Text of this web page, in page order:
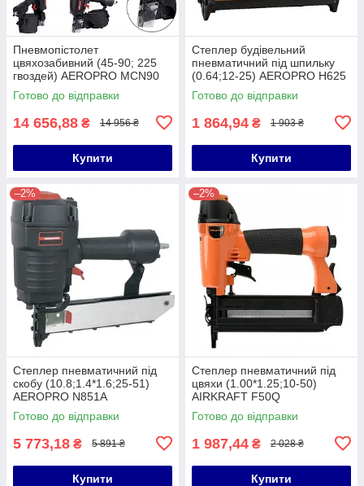
Пневмопістолет
цвяхозабивний (45-90; 225
гвоздей) AEROPRO MCN90
Готово до відправки
14 656,88 ₴ 14 956 ₴
Купити
Степлер будівельний
пневматичний під шпильку
(0.64;12-25) AEROPRO H625
Готово до відправки
1 864,94 ₴ 1 903 ₴
Купити
–2%
Степлер пневматичний під
скобу (10.8;1.4*1.6;25-51)
AEROPRO N851A
Готово до відправки
5 773,18 ₴ 5 891 ₴
Купити
–2%
Степлер пневматичний під
цвяхи (1.00*1.25;10-50)
AIRKRAFT F50Q
Готово до відправки
1 987,44 ₴ 2 028 ₴
Купити